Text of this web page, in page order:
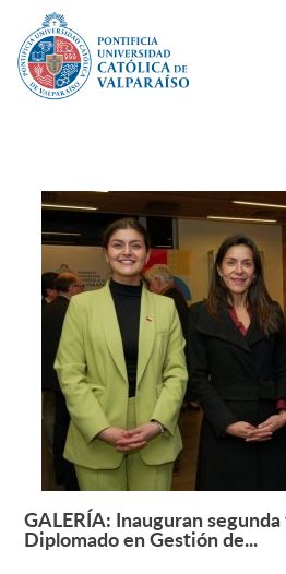
PUCV Internacional
Vinculación con el Medio
Admisión
Pregrado
Postgrado
Formación Continua
Estudiantes
GALERÍA: Inauguran
Diplomado en Gestión de...